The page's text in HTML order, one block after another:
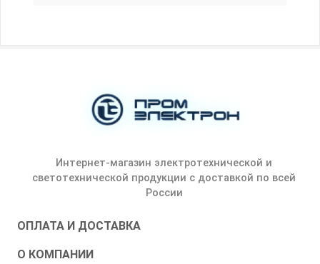
Интернет-магазин электротехнической и
светотехнической продукции с доставкой по всей
России
ОПЛАТА И ДОСТАВКА
О КОМПАНИИ